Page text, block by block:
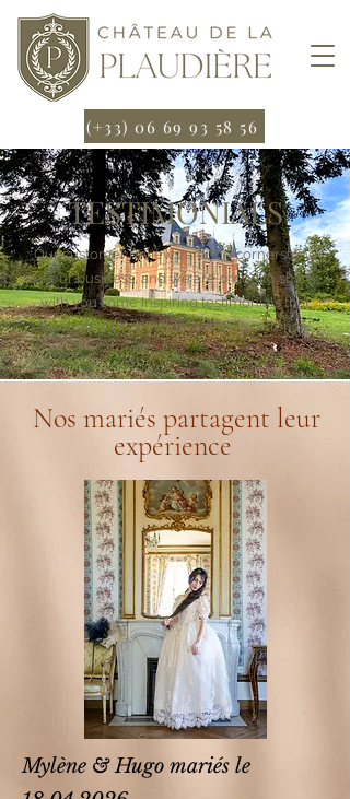
(+33) 06 69 93 58 56
TESTIMONIALS
Our customer reviews are the cornerstone
of our business, and we are proud to share
with you some inspiring testimonials that
illustrate our commitment to excellence.
Nos mariés partagent leur
expérience
Mylène & Hugo mariés le